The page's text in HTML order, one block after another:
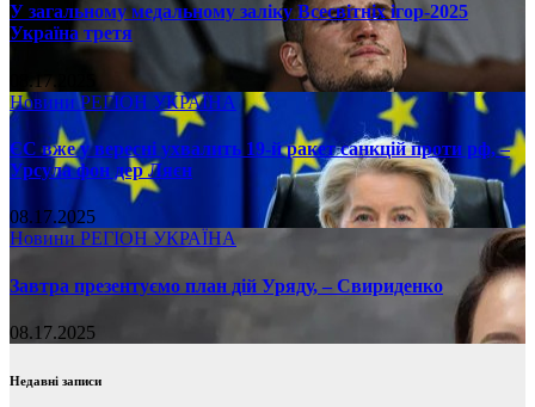
У загальному медальному заліку Всесвітніх ігор-2025
Україна третя
08.17.2025
НовиниРЕГІОН УКРАЇНА
ЄС вже у вересні ухвалить 19-й ракет санкцій проти рф, –
Урсула фон дер Ляєн
08.17.2025
Новини РЕГІОН УКРАЇНА
Завтра презентуємо план дій Уряду, – Свириденко
08.17.2025
Недавні записи